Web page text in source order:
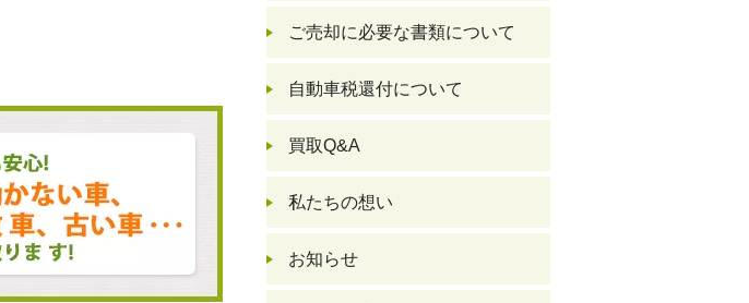
ご売却に必要な書類について
自動車税還付について
買取Q&A
私たちの想い
お知らせ